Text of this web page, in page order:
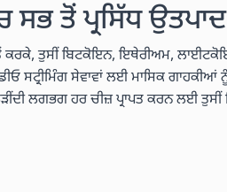
ਸਭ ਤੋਂ ਪ੍ਰਸਿੱਧ ਉਤਪਾਦ
ਕਰਕੇ, ਤੁਸੀਂ ਬਿਟਕੋਇਨ, ਇਥੇਰੀਅਮ,
ਸਟ੍ਰੀਮਿੰਗ ਸੇਵਾਵਾਂ ਲਈ ਮਾਸਿਕ
ਲਗਭਗ ਹਰ ਚੀਜ਼ ਪ੍ਰਾਪਤ ਕਰਨ ਲਈ